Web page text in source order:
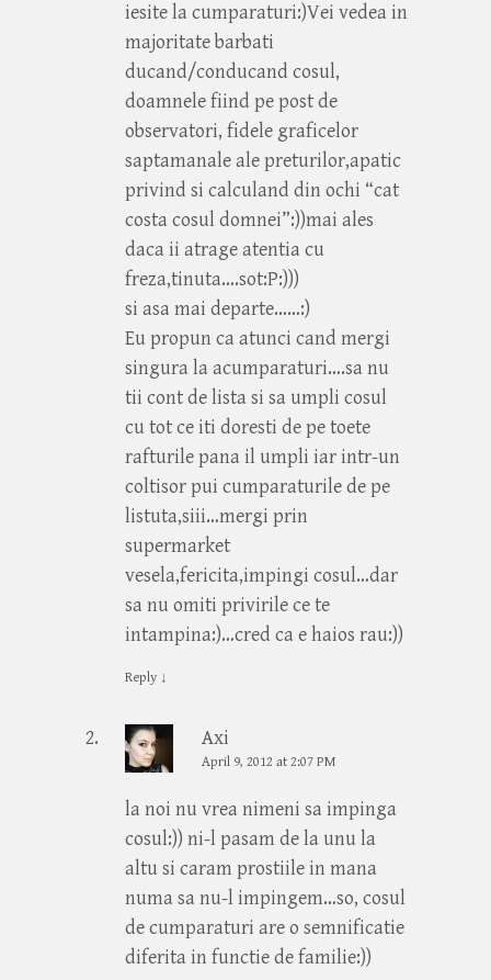
iesite la cumparaturi:)Vei vedea in
majoritate barbati
ducand/conducand cosul,
doamnele fiind pe post de
observatori, fidele graficelor
saptamanale ale preturilor,apatic
privind si calculand din ochi “cat
costa cosul domnei”:))mai ales
daca ii atrage atentia cu
freza,tinuta….sot:P:)))
si asa mai departe……:)
Eu propun ca atunci cand mergi
singura la acumparaturi….sa nu
tii cont de lista si sa umpli cosul
cu tot ce iti doresti de pe toete
rafturile pana il umpli iar intr-un
coltisor pui cumparaturile de pe
listuta,siii…mergi prin
supermarket
vesela,fericita,impingi cosul…dar
sa nu omiti privirile ce te
intampina:)…cred ca e haios rau:))
Reply ↓
Axi
April 9, 2012 at 2:07 PM
la noi nu vrea nimeni sa impinga
cosul:)) ni-l pasam de la unu la
altu si caram prostiile in mana
numa sa nu-l impingem…so, cosul
de cumparaturi are o semnificatie
diferita in functie de familie:))